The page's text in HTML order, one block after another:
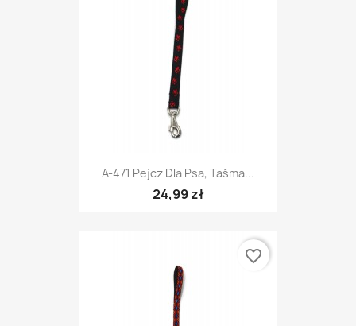
A-471 Pejcz Dla Psa, Taśma...
24,99 zł
favorite_border